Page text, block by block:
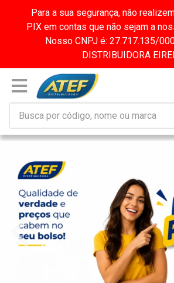
Para a sua segurança, não
PIX em contas que não sejam a
Nosso CNPJ é: 27.717.135/
DISTRIBUIDORA